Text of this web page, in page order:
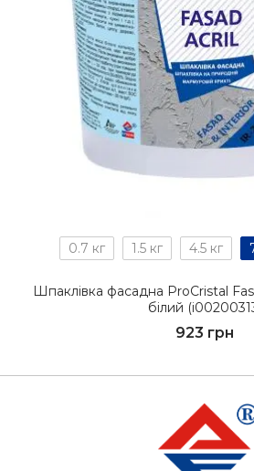
0.7 кг 1.5 кг 4.5 кг
Шпаклівка фасадна ProCristal
білий
923 грн